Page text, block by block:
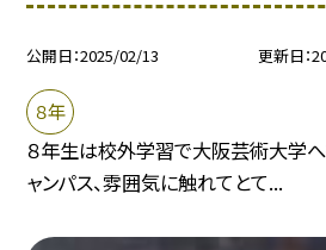
公開日 2025/02/13 更新日
８年
８年生は校外学習で大阪芸術大学へ
ャンパス、雰囲気に触れてとて...